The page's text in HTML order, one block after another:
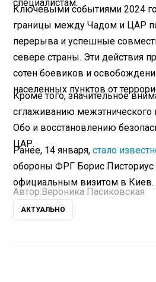
специалистам.
Ключевыми событиями 2024
границы между Чадом и ЦАР
перерыва и успешные
севере страны. Эти действия
сотен боевиков и
населенных пунктов от
Кроме того, значительное
сглаживанию межэтнического
Обо и восстановлению
ЦАР.
Ранее, 14 января,стало
обороны ФРГ Борис
официальным визитом в Киев.
Автор: Вероника Пасиковская
АКТУАЛЬНО